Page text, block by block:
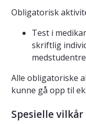
Obligatorisk
Test i
skriftlig
Alle obligatoriske
kunne gå opp til
Spesielle vilkår